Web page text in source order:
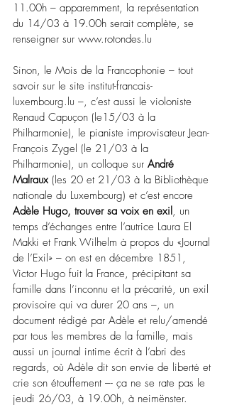
11.00h – apparemment, la représentation
du 14/03 à 19.00h serait complète, se
renseigner sur www.rotondes.lu
Sinon, le Mois de la Francophonie – tout
savoir sur le site institut-francais-
luxembourg.lu –, c’est aussi le violoniste
Renaud Capuçon (le15/03 à la
Philharmonie), le pianiste improvisateur Jean-
François Zygel (le 21/03 à la
Philharmonie), un colloque sur André
Malraux (les 20 et 21/03 à la Bibliothèque
nationale du Luxembourg) et c’est encore
Adèle Hugo, trouver sa voix en exil, un
temps d’échanges entre l’autrice Laura El
Makki et Frank Wilhelm à propos du «Journal
de l’Exil» – on est en décembre 1851,
Victor Hugo fuit la France, précipitant sa
famille dans l’inconnu et la précarité, un exil
provisoire qui va durer 20 ans –, un
document rédigé par Adèle et relu/amendé
par tous les membres de la famille, mais
aussi un journal intime écrit à l’abri des
regards, où Adèle dit son envie de liberté et
crie son étouffement –- ça ne se rate pas le
jeudi 26/03, à 19.00h, à neimënster.